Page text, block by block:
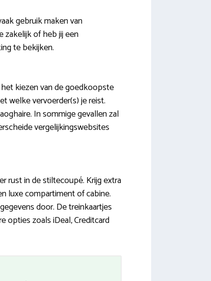
gebruik maken van
zakelijk of heb jij een
te bekijken.
kiezen van de goedkoopste
welke vervoerder(s) je reist.
In sommige gevallen zal
vergelijkingswebsites
rust in de stiltecoupé. Krijg extra
luxe compartiment of cabine.
door. De treinkaartjes
opties zoals iDeal, Creditcard